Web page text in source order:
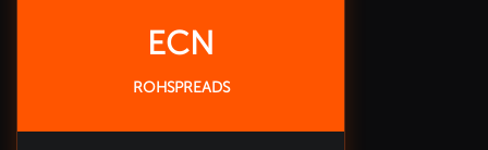
ECN
ROHSPREADS